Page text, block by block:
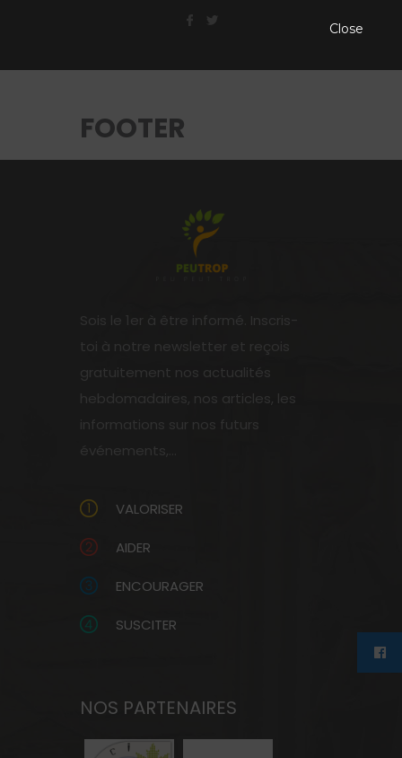
FOOTER
Sois le 1er à être informé. Inscris-
toi à notre newsletter et reçois
gratuitement nos actualités
hebdomadaires, nos articles, les
informations sur nos futurs
événements,...
VALORISER
AIDER
ENCOURAGER
SUSCITER
NOS PARTENAIRES
Close